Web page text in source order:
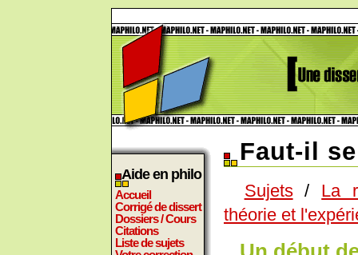
Aide en philo
Accueil
Corrigé de dissert
Dossiers / Cours
Citations
Liste de sujets
Faut-il
Sujets/ La
théorie et